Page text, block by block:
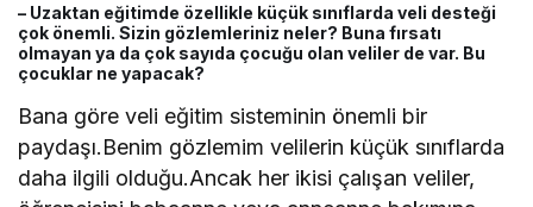
– Uzaktan eğitimde özellikle küçük sınıflarda veli desteği
çok önemli. Sizin gözlemleriniz neler? Buna fırsatı
olmayan ya da çok sayıda çocuğu olan veliler de var. Bu
çocuklar ne yapacak?
Bana göre veli eğitim sisteminin önemli bir
paydaşı.Benim gözlemim velilerin küçük sınıflarda
daha ilgili olduğu.Ancak her ikisi çalışan veliler,